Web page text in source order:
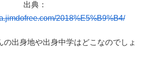
出典：
2018%E5%B9%B4/
の出身地や出身中学はどこなのでしょ